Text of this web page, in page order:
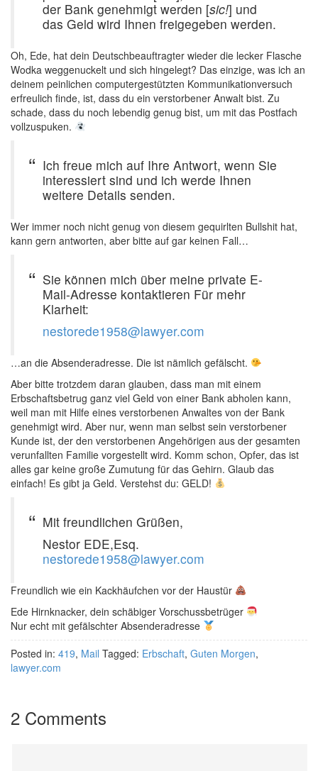
der Bank genehmigt werden [sic!] und
das Geld wird Ihnen freigegeben werden.
Oh, Ede, hat dein Deutschbeauftragter wieder die lecker Flasche
Wodka weggenuckelt und sich hingelegt? Das einzige, was ich an
deinem peinlichen computergestützten Kommunikationversuch
erfreulich finde, ist, dass du ein verstorbener Anwalt bist. Zu
schade, dass du noch lebendig genug bist, um mit das Postfach
vollzuspuken.
Ich freue mich auf Ihre Antwort, wenn Sie
interessiert sind und ich werde Ihnen
weitere Details senden.
Wer immer noch nicht genug von diesem gequirlten Bullshit hat,
kann gern antworten, aber bitte auf gar keinen Fall…
Sie können mich über meine private E-
Mail-Adresse kontaktieren Für mehr
Klarheit:
nestorede1958@lawyer.com
…an die Absenderadresse. Die ist nämlich gefälscht.
Aber bitte trotzdem daran glauben, dass man mit einem
Erbschaftsbetrug ganz viel Geld von einer Bank abholen kann,
weil man mit Hilfe eines verstorbenen Anwaltes von der Bank
genehmigt wird. Aber nur, wenn man selbst sein verstorbener
Kunde ist, der den verstorbenen Angehörigen aus der gesamten
verunfallten Familie vorgestellt wird. Komm schon, Opfer, das ist
alles gar keine große Zumutung für das Gehirn. Glaub das
einfach! Es gibt ja Geld. Verstehst du: GELD!
Mit freundlichen Grüßen,
Nestor EDE,Esq.
nestorede1958@lawyer.com
Freundlich wie ein Kackhäufchen vor der Haustür
Ede Hirnknacker, dein schäbiger Vorschussbetrüger
Nur echt mit gefälschter Absenderadresse
Posted in: 419, Mail Tagged: Erbschaft, Guten Morgen,
lawyer.com
2 Comments